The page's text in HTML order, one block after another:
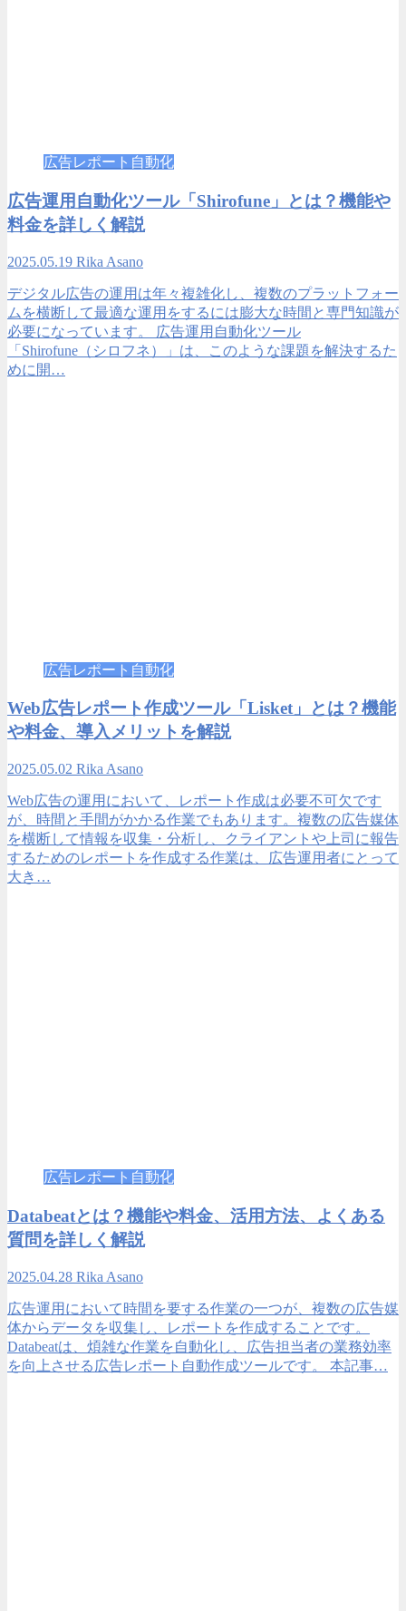
広告レポート自動化
広告運用自動化ツール「Shirofune」とは？機能や
料金を詳しく解説
2025.05.19 Rika Asano
デジタル広告の運用は年々複雑化し、複数のプラットフォー
ムを横断して最適な運用をするには膨大な時間と専門知識が
必要になっています。 広告運用自動化ツール
「Shirofune（シロフネ）」は、このような課題を解決するた
めに開…
広告レポート自動化
Web広告レポート作成ツール「Lisket」とは？機能
や料金、導入メリットを解説
2025.05.02 Rika Asano
Web広告の運用において、レポート作成は必要不可欠です
が、時間と手間がかかる作業でもあります。複数の広告媒体
を横断して情報を収集・分析し、クライアントや上司に報告
するためのレポートを作成する作業は、広告運用者にとって
大き…
広告レポート自動化
Databeatとは？機能や料金、活用方法、よくある
質問を詳しく解説
2025.04.28 Rika Asano
広告運用において時間を要する作業の一つが、複数の広告媒
体からデータを収集し、レポートを作成することです。
Databeatは、煩雑な作業を自動化し、広告担当者の業務効率
を向上させる広告レポート自動作成ツールです。 本記事…